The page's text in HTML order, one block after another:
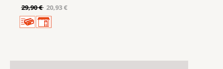
29,90 € 20,93 €